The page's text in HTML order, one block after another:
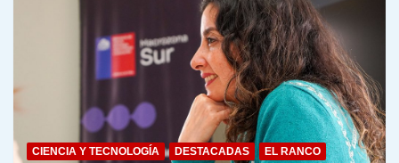
CIENCIA Y TECNOLOGÍA DESTACADAS
EL RANCO